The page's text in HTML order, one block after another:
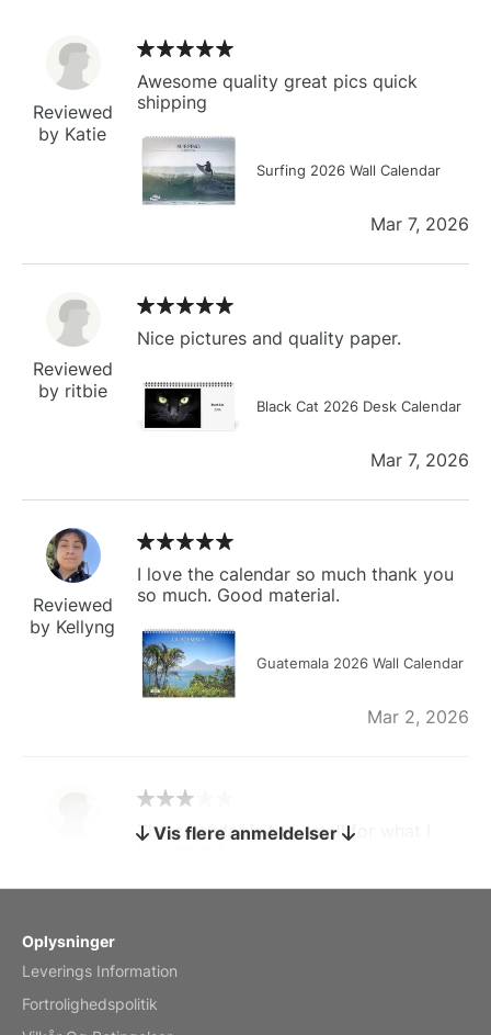
Reviewed
by Katie
Awesome quality great pics quick
shipping
Surfing 2026 Wall Calendar
Mar 7, 2026
Reviewed
by ritbie
Nice pictures and quality paper.
Black Cat 2026 Desk Calendar
Mar 7, 2026
Reviewed
by Kellyng
I love the calendar so much thank you
so much. Good material.
Guatemala 2026 Wall Calendar
Mar 2, 2026
by charles
The calendar is too small for what I
Vis flere anmeldelser
Oplysninger
Leverings Information
Fortrolighedspolitik